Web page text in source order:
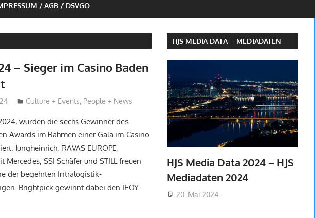
/ AGB / DSVGO
– Sieger im Casino Baden
Hans-Joachim Schlobach
Culture + Events, People + News
wurden die sechs Gewinner des
Awards im Rahmen einer Gala im Casino
Jungheinrich, RAVAS EUROPE,
Mercedes, SSI Schäfer und STILL freuen
der begehrten Intralogistik-
Brightpick gewinnt dabei den IFOY-
HJS MEDIA DATA – MEDIADATEN
HJS Media Data 2024 – HJS
Mediadaten 2024
20. Mai 2024